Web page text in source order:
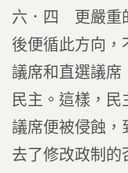
六．四 更嚴重
後便循此方向，
議席和直選議席
民主。這樣，
議席便被侵蝕，
去了修改政制的